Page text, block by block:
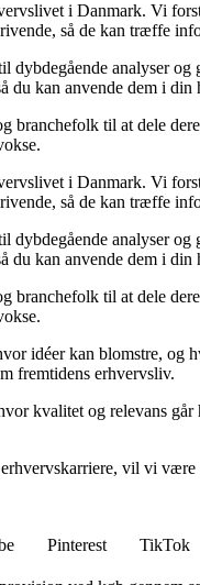
i Danmark. Vi
så de kan træffe
dybdegående analyser
du kan anvende dem i din
til at dele
i Danmark. Vi
så de kan træffe
dybdegående analyser
du kan anvende dem i din
til at dele
idéer kan blomstre,
fremtidens erhvervsliv.
kvalitet og relevans
vil vi
Pinterest TikTok